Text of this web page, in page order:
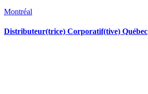
Montréal
Distributeur(trice) Corporatif(tive) Québec